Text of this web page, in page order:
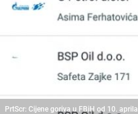
PrtScr: Cijene goriva u FBiH od 10. aprila